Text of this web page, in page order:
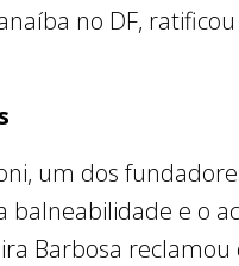
no DF,
um dos
e o
Barbosa